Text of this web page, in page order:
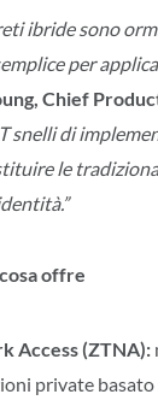
ibride sono
per
Chief
snelli di
le
offre
Access (ZTNA):
private